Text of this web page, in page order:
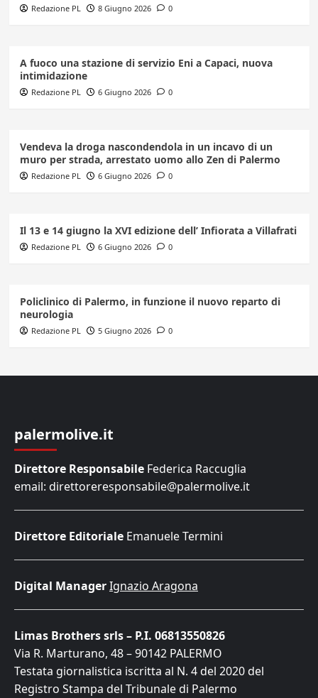
Redazione PL 8 Giugno 2026 0
A fuoco una stazione di servizio Eni a Capaci, nuova
intimidazione
Redazione PL 6 Giugno 2026 0
Vendeva la droga nascondendola in un incavo di un
muro per strada, arrestato uomo allo Zen di Palermo
Redazione PL 6 Giugno 2026 0
Il 13 e 14 giugno la XVI edizione dell’ Infiorata a Villafrati
Redazione PL 6 Giugno 2026 0
Policlinico di Palermo, in funzione il nuovo reparto di
neurologia
Redazione PL 5 Giugno 2026 0
palermolive.it
Direttore Responsabile Federica Raccuglia
email: direttoreresponsabile@palermolive.it
Direttore Editoriale Emanuele Termini
Digital ManagerIgnazio Aragona
Limas Brothers srls – P.I. 06813550826
Via R. Marturano, 48 – 90142 PALERMO
Testata giornalistica iscritta al N. 4 del 2020 del
Registro Stampa del Tribunale di Palermo